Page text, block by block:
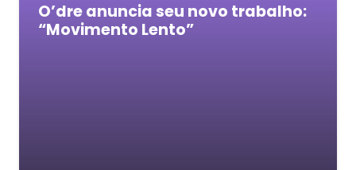
O’dre anuncia seu novo trabalho:
“Movimento Lento”